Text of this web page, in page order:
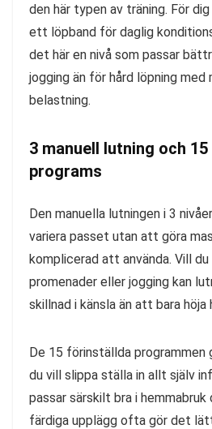
den här typen av träning. För
ett löpband för daglig
det här en nivå som passar
jogging än för hård löpning
belastning.
3 manuell lutning och
programs
Den manuella lutningen i 3
variera passet utan att göra
komplicerad att använda. Vill
promenader eller jogging kan
skillnad i känsla än att bara höja
De 15 förinställda programmen
du vill slippa ställa in allt själv
passar särskilt bra i hemmabruk
färdiga upplägg ofta gör det